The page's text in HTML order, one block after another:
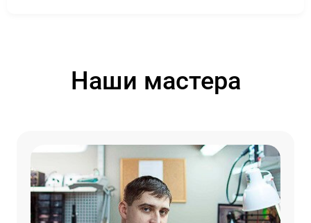
Наши мастера